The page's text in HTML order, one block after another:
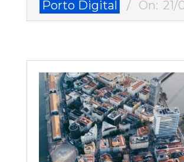
21Porto Digital
On: 21/